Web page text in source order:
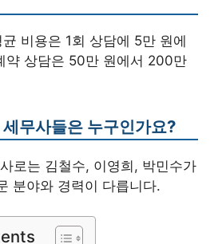
비용은 1회 상담에 5만 원에
약 상담은 50만 원에서 200만
무사들은 누구인가요?
로는 김철수, 이영희, 박민수가
분야와 경력이 다릅니다.